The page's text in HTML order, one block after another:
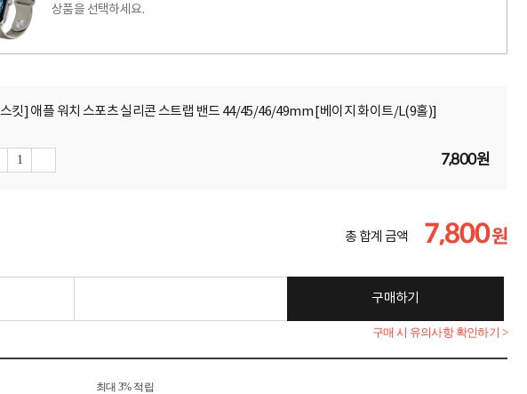
상품을 선택하세요.
킷] 애플 워치 스포츠 실리콘 스트랩 밴드 44/45/46/49mm [베이지 화이트/L(9홀)]
7,800원
총 합계 금액 7,800원
구매하기
구매 시 유의사항 확인하기 >
최대 3% 적립